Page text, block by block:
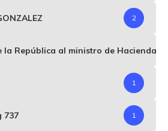
2
la República al ministro de Hacienda
1
737 1